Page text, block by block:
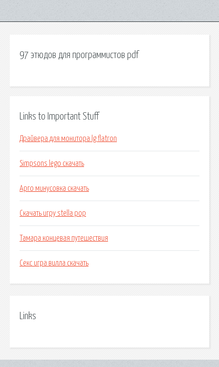
97 этюдов для программистов pdf
Links to Important Stuff
Драйвера для монитора lg flatron
Simpsons lego скачать
Арго минусовка скачать
Скачать игру stella pop
Тамара концевая путешествия
Секс игра вилла скачать
Links